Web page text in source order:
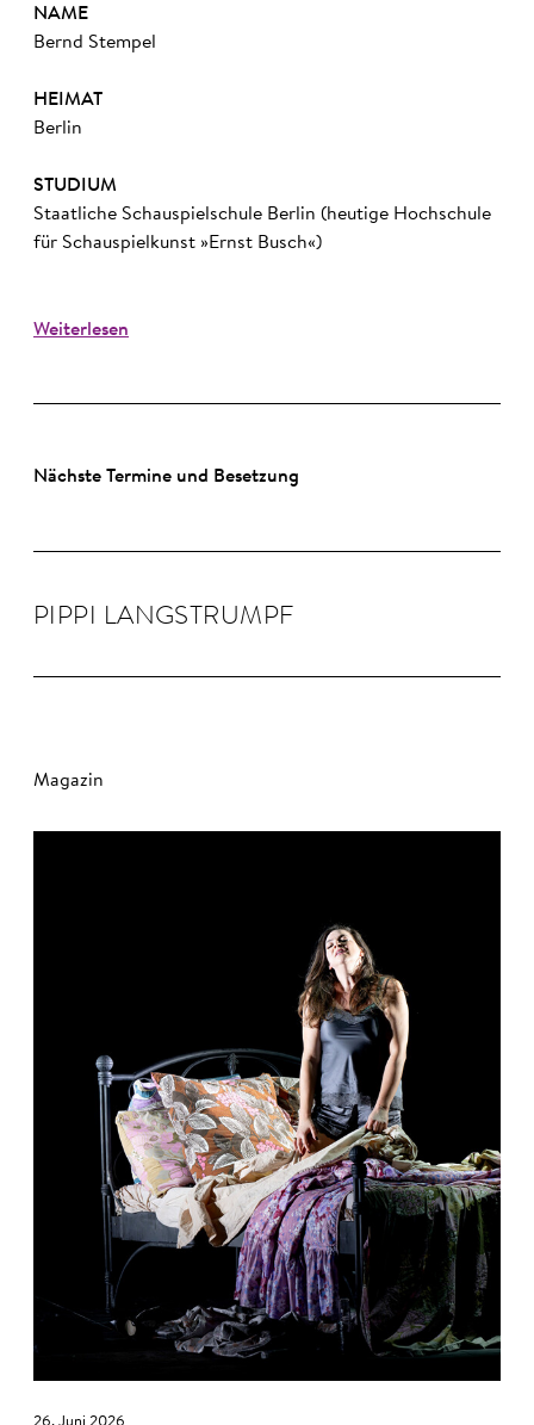
NAME
Bernd Stempel
HEIMAT
Berlin
STUDIUM
Staatliche Schauspielschule Berlin (heutige Hochschule
für Schauspielkunst »Ernst Busch«)
Weiterlesen
Nächste Termine und Besetzung
PIPPI LANG­STRUMPF
Magazin